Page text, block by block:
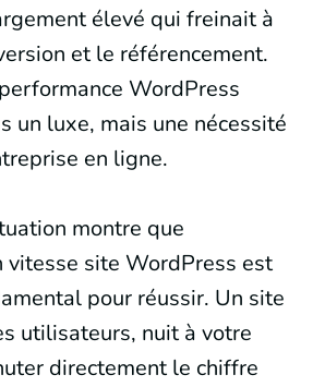
élevé qui freinait à
et le référencement.
WordPress
un luxe, mais une nécessité
en ligne.
montre que
vitesse site WordPress est
pour réussir. Un site
utilisateurs, nuit à votre
directement le chiffre